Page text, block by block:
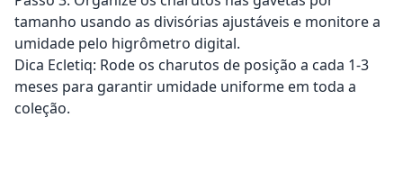
tamanho usando as divisórias ajustáveis e monitore a
umidade pelo higrômetro digital.
Dica Ecletiq: Rode os charutos de posição a cada 1-3
meses para garantir umidade uniforme em toda a
coleção.
Adicionar ao carrinho